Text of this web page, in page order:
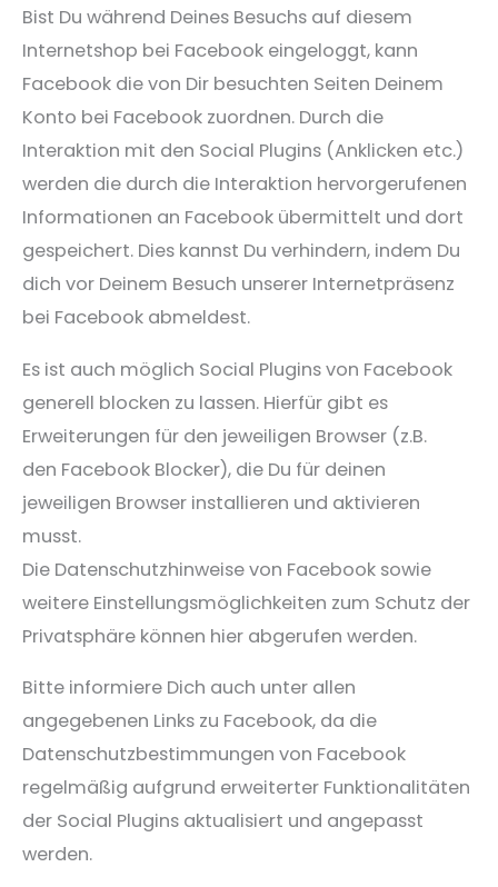
Bist Du während Deines Besuchs auf diesem
Internetshop bei Facebook eingeloggt, kann
Facebook die von Dir besuchten Seiten Deinem
Konto bei Facebook zuordnen. Durch die
Interaktion mit den Social Plugins (Anklicken etc.)
werden die durch die Interaktion hervorgerufenen
Informationen an Facebook übermittelt und dort
gespeichert. Dies kannst Du verhindern, indem Du
dich vor Deinem Besuch unserer Internetpräsenz
bei Facebook abmeldest.
Es ist auch möglich Social Plugins von Facebook
generell blocken zu lassen. Hierfür gibt es
Erweiterungen für den jeweiligen Browser (z.B.
den Facebook Blocker), die Du für deinen
jeweiligen Browser installieren und aktivieren
musst.
Die Datenschutzhinweise von Facebook sowie
weitere Einstellungsmöglichkeiten zum Schutz der
Privatsphäre können hier abgerufen werden.
Bitte informiere Dich auch unter allen
angegebenen Links zu Facebook, da die
Datenschutzbestimmungen von Facebook
regelmäßig aufgrund erweiterter Funktionalitäten
der Social Plugins aktualisiert und angepasst
werden.